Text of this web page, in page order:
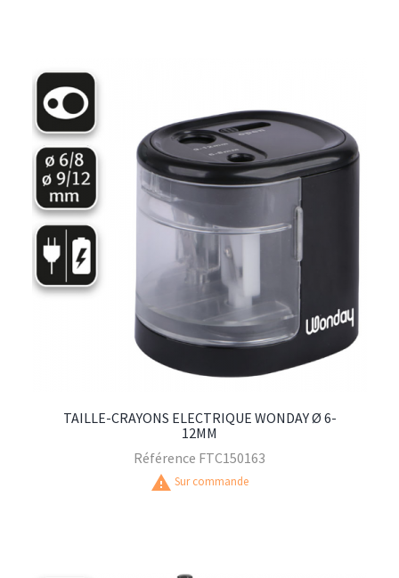
TAILLE-CRAYONS ELECTRIQUE WONDAY Ø 6-
12MM
Référence FTC150163
warning Sur commande